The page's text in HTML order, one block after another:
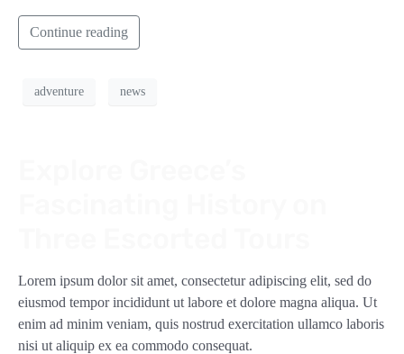
Continue reading
adventure news
Lorem ipsum dolor sit amet, consectetur adipiscing elit, sed do
eiusmod tempor incididunt ut labore et dolore magna aliqua. Ut
enim ad minim veniam, quis nostrud exercitation ullamco laboris
nisi ut aliquip ex ea commodo consequat.